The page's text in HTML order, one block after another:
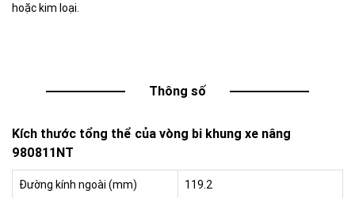
hoặc kim loại.
Thông số
Kích thước tổng thể của vòng bi khung xe nâng
980811NT
Đường kính ngoài (mm) 119.2